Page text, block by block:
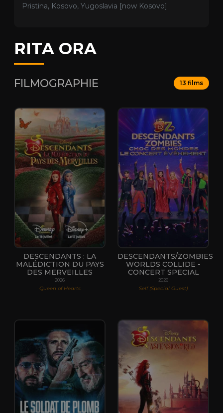
Pristina, Kosovo, Yugoslavia [now Kosovo]
RITA ORA
FILMOGRAPHIE 13 films
DESCENDANTS : LA
MALÉDICTION DU PAYS
DES MERVEILLES
2026
Queen of Hearts
DESCENDANTS/ZOMBIES
WORLDS COLLIDE -
CONCERT SPECIAL
2026
Self (Special Guest)